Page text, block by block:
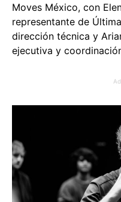
Moves México, con
representante de
dirección técnica y
ejecutiva y